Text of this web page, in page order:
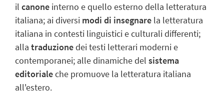
il canone interno e quello esterno della letteratura
italiana; ai diversi modi di insegnare la letteratura
italiana in contesti linguistici e culturali differenti;
alla traduzionedei testi letterari moderni e
contemporanei; alle dinamiche del sistema
editorialeche promuove la letteratura italiana
all'estero.